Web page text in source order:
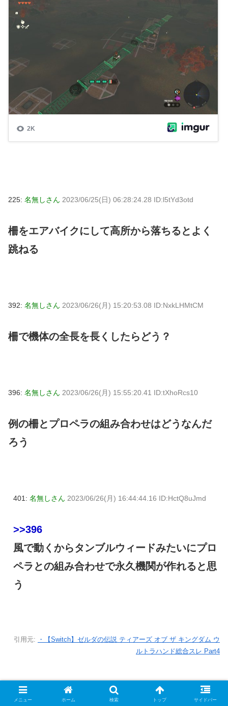
225: 名無しさん 2023/06/25(日) 06:28:24.28 ID:l5tYd3otd
柵をエアバイクにして高所から落ちるとよく
跳ねる
392: 名無しさん 2023/06/26(月) 15:20:53.08 ID:NxkLHMtCM
柵で機体の全長を長くしたらどう？
396: 名無しさん 2023/06/26(月) 15:55:20.41 ID:tXhoRcs10
例の柵とプロペラの組み合わせはどうなんだ
ろう
401: 名無しさん 2023/06/26(月) 16:44:44.16 ID:HctQ8uJmd
>>396
風で動くからタンブルウィードみたいにプロ
ペラとの組み合わせで永久機関が作れると思
う
引用元:
・【Switch】ゼルダの伝説 ティアーズ オブ ザ キングダム ウ
ルトラハンド総合スレ Part4
ウルトラハンド 乗り物、兵器
メニュー ホーム 検索 トップ サイドバー